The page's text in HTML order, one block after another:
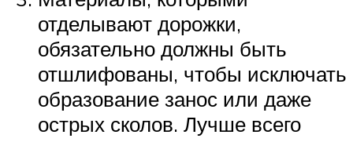
отделывают дорожки,
обязательно должны быть
отшлифованы, чтобы исключать
образование занос или даже
острых сколов. Лучше всего